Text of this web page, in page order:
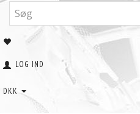
LOG IND
DKK